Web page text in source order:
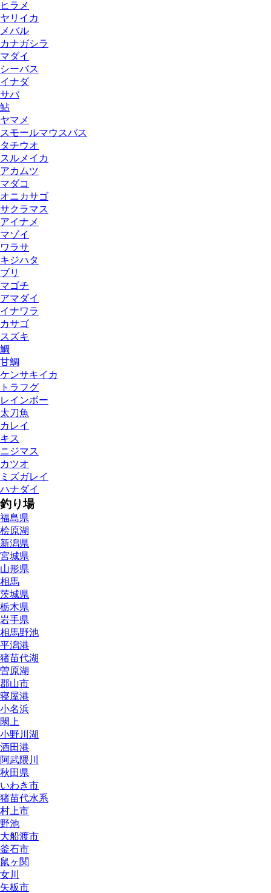
ヒラメ
ヤリイカ
メバル
カナガシラ
マダイ
シーバス
イナダ
サバ
鮎
ヤマメ
スモールマウスバス
タチウオ
スルメイカ
アカムツ
マダコ
オニカサゴ
サクラマス
アイナメ
マゾイ
ワラサ
キジハタ
ブリ
マゴチ
アマダイ
イナワラ
カサゴ
スズキ
鯛
甘鯛
ケンサキイカ
トラフグ
レインボー
太刀魚
カレイ
キス
ニジマス
カツオ
ミズガレイ
ハナダイ
釣り場
福島県
桧原湖
新潟県
宮城県
山形県
相馬
茨城県
栃木県
岩手県
相馬野池
平潟港
猪苗代湖
曽原湖
郡山市
寝屋港
小名浜
閖上
小野川湖
酒田港
阿武隈川
秋田県
いわき市
猪苗代水系
村上市
野池
大船渡市
釜石市
鼠ヶ関
女川
矢板市